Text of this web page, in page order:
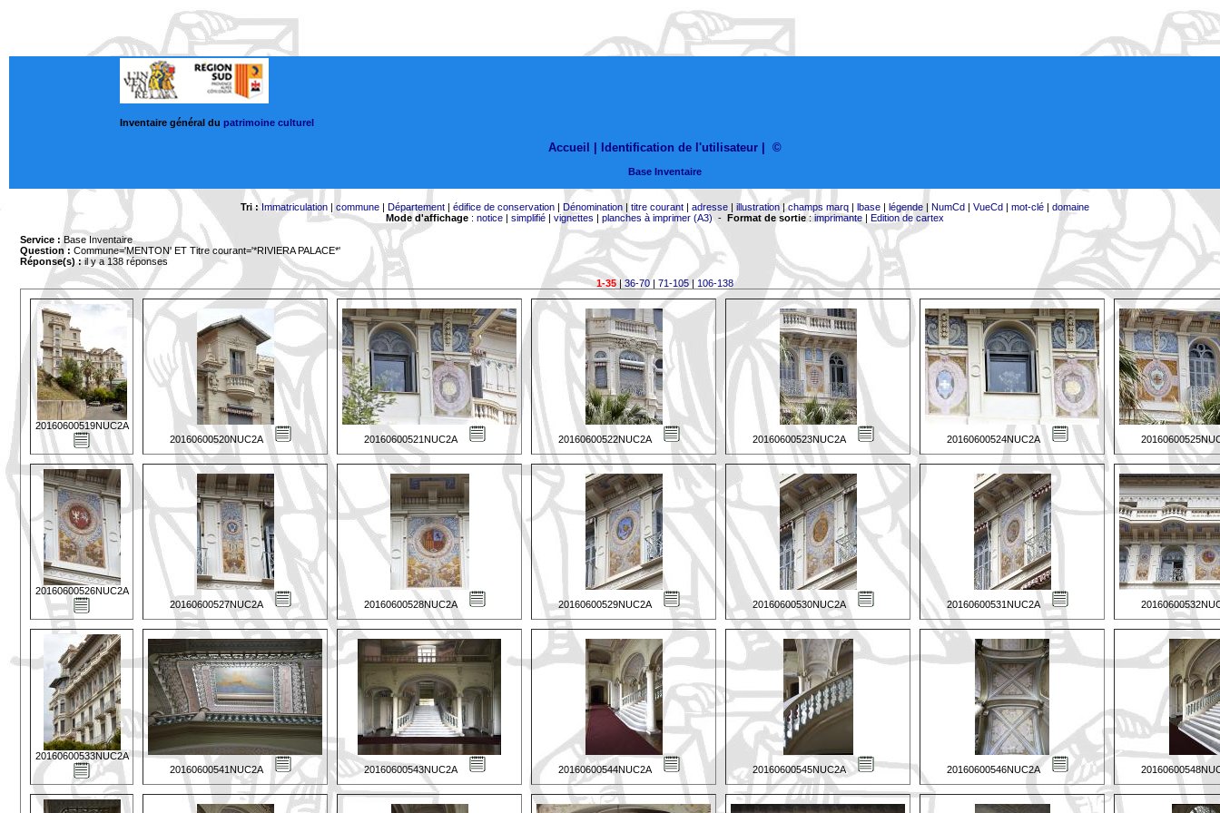
Inventaire général du patrimoine culturel
Accueil | Identification de l'utilisateur ©
Base Inventaire
Tri : Immatriculation| commune| Département| édifice de conservation| Dénomination| titre courant| adresse| illustration|champs marq| lbase| légende| NumCd| VueCd| mot-clé| domaine
Mode d'affichage: notice| simplifié| vignettes | planches à imprimer (A3)- Format de sortie:imprimante| Edition de cartex
Service : Base Inventaire
Question : Commune='MENTON' ET Titre courant='*RIVIERA PALACE*'
Réponse(s) :il y a 138 réponses
1-35|36-70| 71-105| 106-138
20160600519NUC2A
20160600520NUC2A
20160600521NUC2A 20160600522NUC2A 20160600523NUC2A 20160600524NUC2A
20160600526NUC2A
20160600527NUC2A
20160600528NUC2A 20160600529NUC2A 20160600530NUC2A 20160600531NUC2A
20160600533NUC2A
20160600541NUC2A
20160600543NUC2A 20160600544NUC2A 20160600545NUC2A 20160600546NUC2A